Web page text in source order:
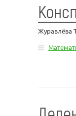
Журавлёва